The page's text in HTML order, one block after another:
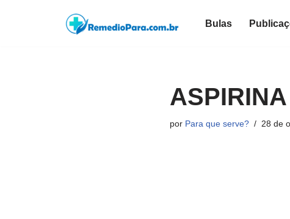
Bulas
por Para que serve? 28 de